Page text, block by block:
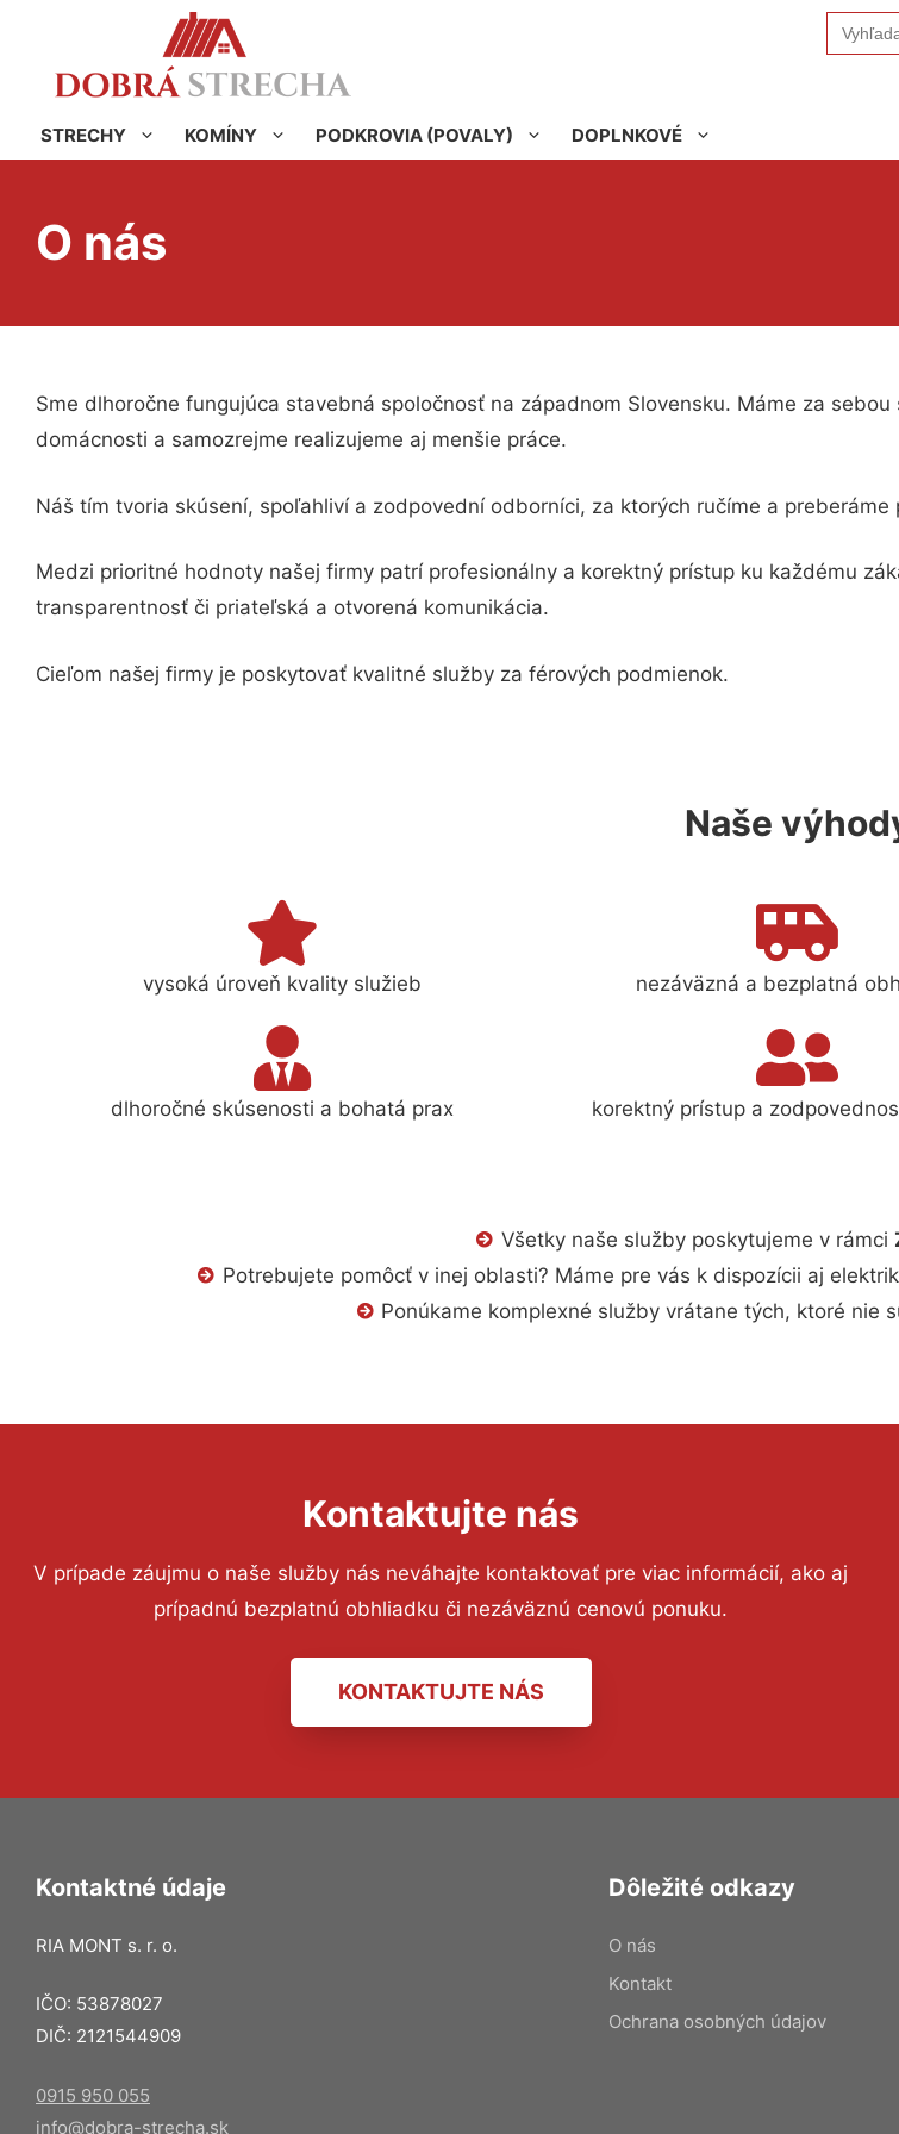
Search
for:
STRECHY KOMÍNY PODKROVIA (POVALY) DOPLNKOVÉ
O nás
Sme dlhoročne fungujúca stavebná spoločnosť na západnom Slovensku. Máme za
domácnosti a samozrejme realizujeme aj menšie práce.
Náš tím tvoria skúsení, spoľahliví a zodpovední odborníci, za ktorých ručíme a preberáme
Medzi prioritné hodnoty našej firmy patrí profesionálny a korektný prístup ku každému
transparentnosť či priateľská a otvorená komunikácia.
Cieľom našej firmy je poskytovať kvalitné služby za férových podmienok.
Naše
vysoká úroveň kvality služieb nezáväzná a bezplatná
dlhoročné skúsenosti a bohatá prax korektný prístup a
Všetky naše služby poskytujeme v rámci
Potrebujete pomôcť v inej oblasti? Máme pre vás k dispozícii aj
Ponúkame komplexné služby vrátane tých, ktoré nie
Kontaktujte nás
V prípade záujmu o naše služby nás neváhajte kontaktovať pre viac informácií, ako aj
prípadnú bezplatnú obhliadku či nezáväznú cenovú ponuku.
KONTAKTUJTE NÁS
Kontaktné údaje
RIA MONT s. r. o.
IČO: 53878027
DIČ: 2121544909
0915 950 055
info@dobra-strecha.sk
Dôležité odkazy
O nás
Kontakt
Ochrana osobných údajov